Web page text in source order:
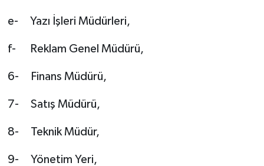
e- Yazı İşleri Müdürleri,
f- Reklam Genel Müdürü,
6- Finans Müdürü,
7- Satış Müdürü,
8- Teknik Müdür,
9- Yönetim Yeri,